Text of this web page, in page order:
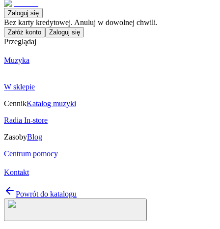
Zaloguj się
Bez karty kredytowej. Anuluj w dowolnej chwili.
Załóż konto Zaloguj się
Przeglądaj
Muzyka
W sklepie
CennikKatalog muzyki
Radia In-store
ZasobyBlog
Centrum pomocy
Kontakt
Powrót do katalogu